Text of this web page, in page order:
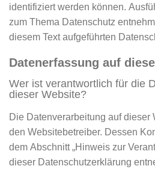
identifiziert werden können.
zum Thema Datenschutz
diesem Text aufgeführten
Datenerfassung auf
Wer ist verantwortlich für die
dieser Website?
Die Datenverarbeitung auf dieser
den Websitebetreiber. Dessen
dem Abschnitt „Hinweis zur
dieser Datenschutzerklärung